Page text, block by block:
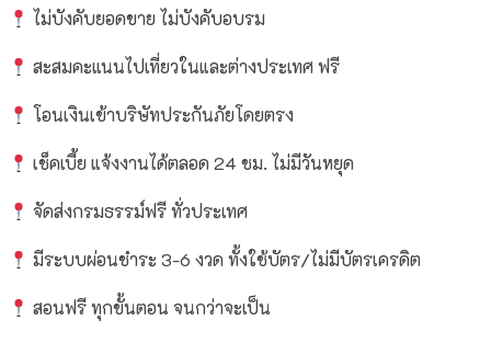
ไม่บังคับยอดขาย ไม่บังคับอบรม
สะสมคะแนนไปเที่ยวในและต่างประเทศ ฟรี
โอนเงินเข้าบริษัทประกันภัยโดยตรง
เช็คเบี้ย แจ้งงานได้ตลอด 24 ชม. ไม่มีวันหยุด
จัดส่งกรมธรรม์ฟรี ทั่วประเทศ
มีระบบผ่อนชำระ 3-6 งวด ทั้งใช้บัตร/ไม่มีบัตรเครดิต
สอนฟรี ทุกขั้นตอน จนกว่าจะเป็น